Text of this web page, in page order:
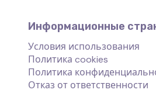
Информационные
Условия использования
Политика cookies
Политика
Отказ от ответственности